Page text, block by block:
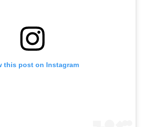
this post on Instagram